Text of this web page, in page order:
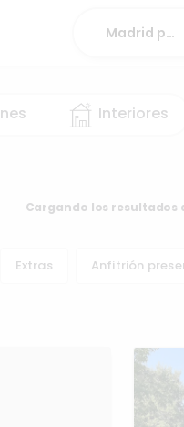
Interiores
Cargando los resultados
Extras Anfitrión